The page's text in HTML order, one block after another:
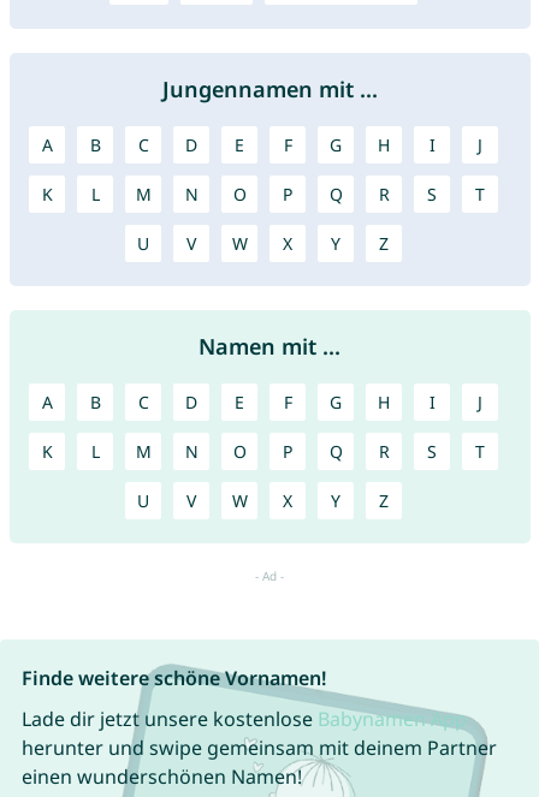
Jungennamen mit ...
A B C D E F G H I J
K L M N O P Q R S T
U V W X Y Z
Namen mit ...
A B C D E F G H I J
K L M N O P Q R S T
U V W X Y Z
Finde weitere schöne Vornamen!
Lade dir jetzt unsere kostenlose Babynamen App
herunter und swipe gemeinsam mit deinem Partner
einen wunderschönen Namen!